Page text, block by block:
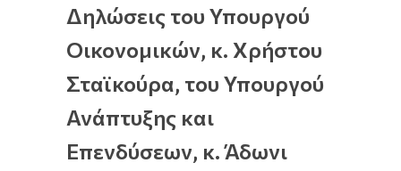
Δηλώσεις του Υπουργού
Οικονομικών, κ. Χρήστου
Σταϊκούρα, του Υπουργού
Ανάπτυξης και
Επενδύσεων, κ. Άδωνι